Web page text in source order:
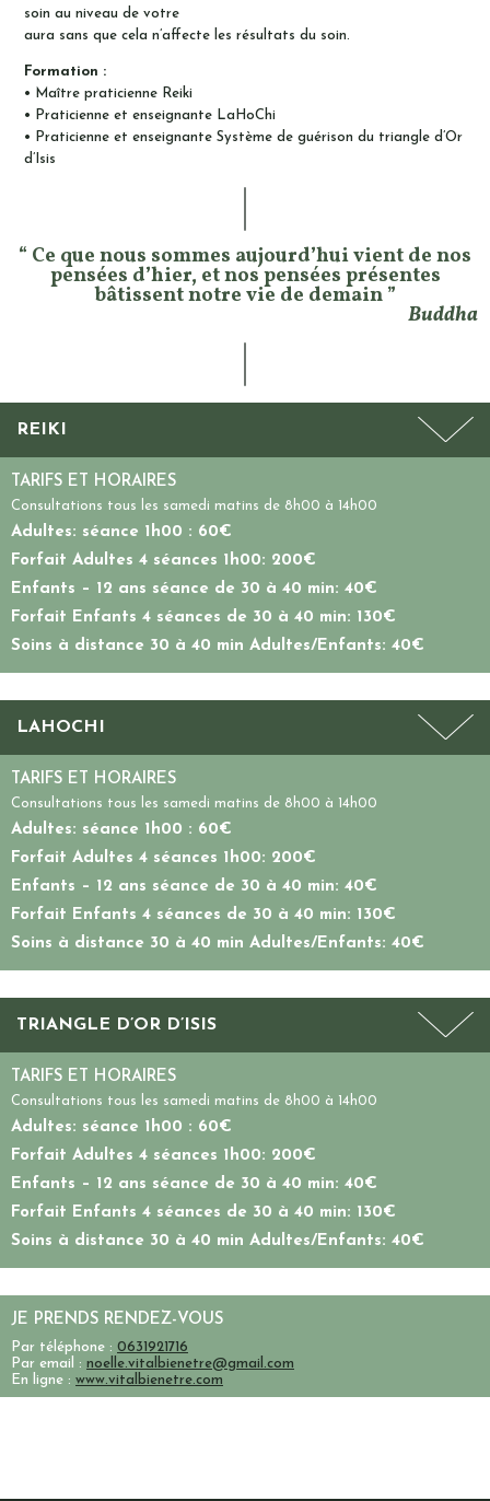
soin au niveau de votre
aura sans que cela n’affecte les résultats du soin.
Formation :
• Maître praticienne Reiki
• Praticienne et enseignante LaHoChi
• Praticienne et enseignante Système de guérison du triangle d’Or
d’Isis
“ Ce que nous sommes aujourd’hui vient de nos
pensées d’hier, et nos pensées présentes
bâtissent notre vie de demain ”
Buddha
REIKI
TARIFS ET HORAIRES
Consultations tous les samedi matins de 8h00 à 14h00
Adultes: séance 1h00 : 60€
Forfait Adultes 4 séances 1h00: 200€
Enfants – 12 ans séance de 30 à 40 min: 40€
Forfait Enfants 4 séances de 30 à 40 min: 130€
Soins à distance 30 à 40 min Adultes/Enfants: 40€
LAHOCHI
TARIFS ET HORAIRES
Consultations tous les samedi matins de 8h00 à 14h00
Adultes: séance 1h00 : 60€
Forfait Adultes 4 séances 1h00: 200€
Enfants – 12 ans séance de 30 à 40 min: 40€
Forfait Enfants 4 séances de 30 à 40 min: 130€
Soins à distance 30 à 40 min Adultes/Enfants: 40€
TRIANGLE D’OR D’ISIS
TARIFS ET HORAIRES
Consultations tous les samedi matins de 8h00 à 14h00
Adultes: séance 1h00 : 60€
Forfait Adultes 4 séances 1h00: 200€
Enfants – 12 ans séance de 30 à 40 min: 40€
Forfait Enfants 4 séances de 30 à 40 min: 130€
Soins à distance 30 à 40 min Adultes/Enfants: 40€
JE PRENDS RENDEZ-VOUS
Par téléphone : 0631921716
Par email : noelle.vitalbienetre@gmail.com
En ligne : www.vitalbienetre.com